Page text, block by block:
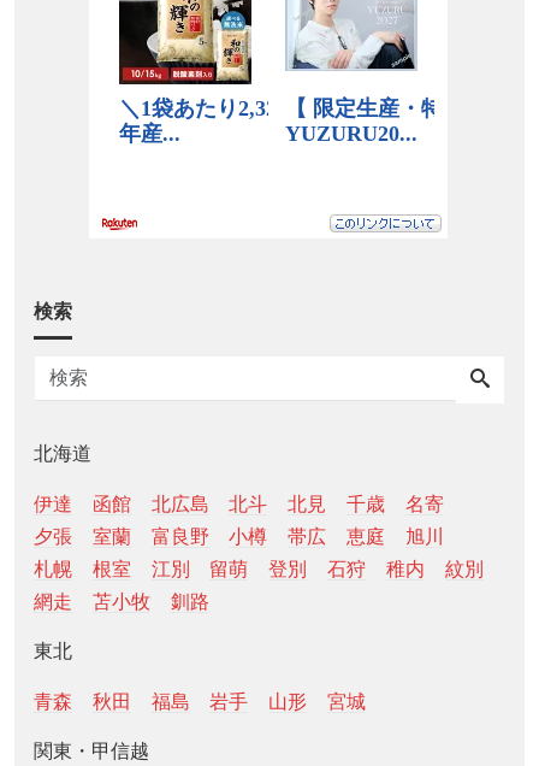
検索
北海道
伊達 函館 北広島 北斗 北見 千歳
名寄
夕張
室蘭 富良野 小樽 帯広 恵庭
旭川
札幌
根室 江別 留萌 登別 石狩 稚内
紋別
網走
苫小牧 釧路
東北
青森 秋田 福島 岩手 山形 宮城
関東・甲信越